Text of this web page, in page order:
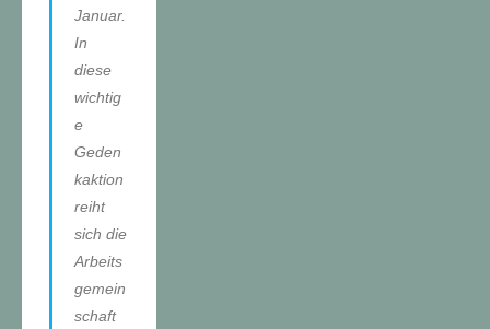
Januar.
In
diese
wichtig
e
Geden
kaktion
reiht
sich die
Arbeits
gemein
schaft